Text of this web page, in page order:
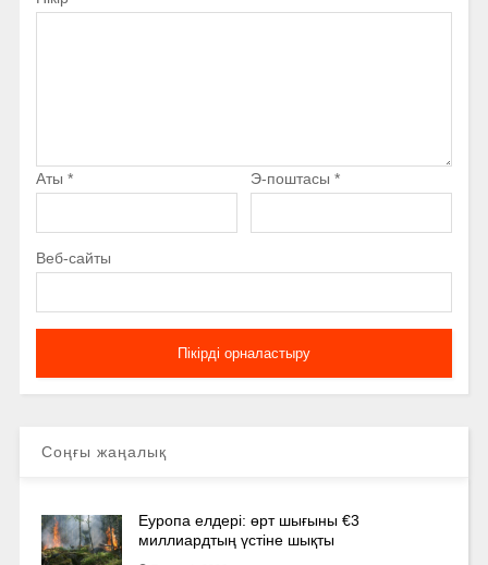
Аты * Э-поштасы *
Веб-сайты
Соңғы жаңалық
Еуропа елдері: өрт шығыны €3
миллиардтың үстіне шықты